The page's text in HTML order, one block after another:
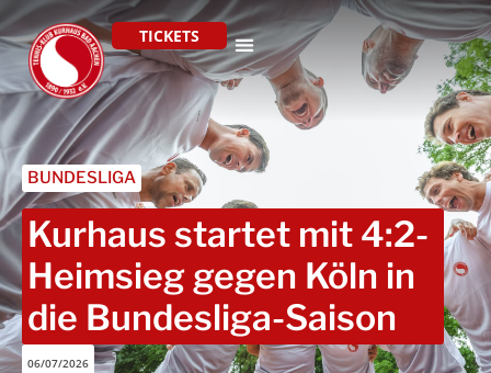
TICKETS
BUNDESLIGA
Kurhaus startet mit 4:2-
Heimsieg gegen Köln in
die Bundesliga-Saison
06/07/2026